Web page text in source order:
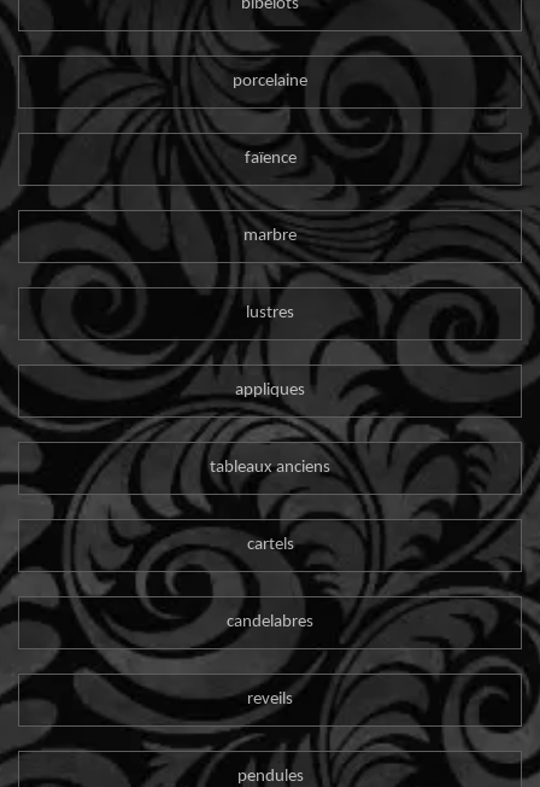
bibelots
porcelaine
faïence
marbre
lustres
appliques
tableaux anciens
cartels
candelabres
reveils
pendules